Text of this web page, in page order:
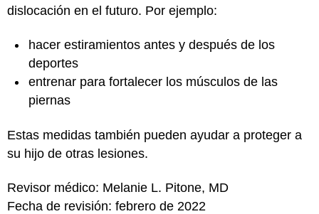
dislocación en el futuro. Por ejemplo:
hacer estiramientos antes y después de los
deportes
entrenar para fortalecer los músculos de las
piernas
Estas medidas también pueden ayudar a proteger a
su hijo de otras lesiones.
Revisor médico: Melanie L. Pitone, MD
Fecha de revisión: febrero de 2022